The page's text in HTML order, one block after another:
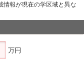
情報が現在の学区域と異な
万円